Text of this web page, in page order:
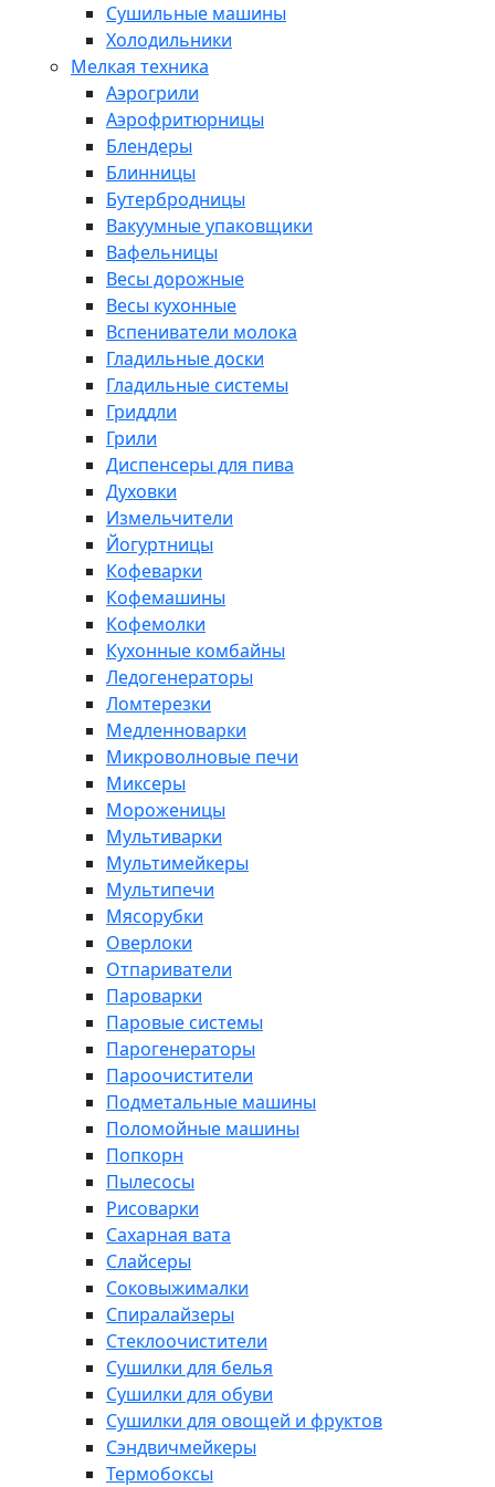
Сушильные машины
Холодильники
Мелкая техника
Аэрогрили
Аэрофритюрницы
Блендеры
Блинницы
Бутербродницы
Вакуумные упаковщики
Вафельницы
Весы дорожные
Весы кухонные
Вспениватели молока
Гладильные доски
Гладильные системы
Гриддли
Грили
Диспенсеры для пива
Духовки
Измельчители
Йогуртницы
Кофеварки
Кофемашины
Кофемолки
Кухонные комбайны
Ледогенераторы
Ломтерезки
Медленноварки
Микроволновые печи
Миксеры
Мороженицы
Мультиварки
Мультимейкеры
Мультипечи
Мясорубки
Оверлоки
Отпариватели
Пароварки
Паровые системы
Парогенераторы
Пароочистители
Подметальные машины
Поломойные машины
Попкорн
Пылесосы
Рисоварки
Сахарная вата
Слайсеры
Соковыжималки
Спиралайзеры
Стеклоочистители
Сушилки для белья
Сушилки для обуви
Сушилки для овощей и фруктов
Сэндвичмейкеры
Термобоксы